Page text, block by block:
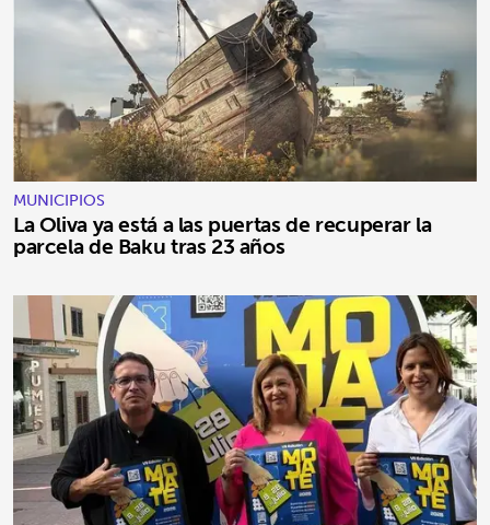
MUNICIPIOS
La Oliva ya está a las puertas de recuperar la
parcela de Baku tras 23 años